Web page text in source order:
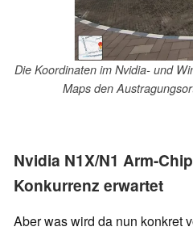
Die Koordinaten im Nvidia- und
Maps den
Nvidia N1X/N1 Arm-
Konkurrenz erwartet
Aber was wird da nun konkret